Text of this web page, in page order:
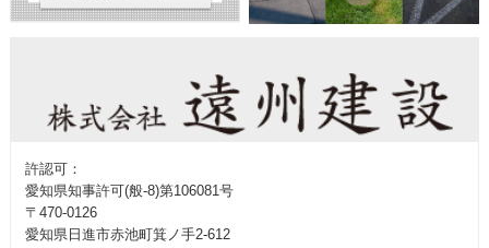
許認可：
愛知県知事許可(般-8)第106081号
〒470-0126
愛知県日進市赤池町箕ノ手2-612